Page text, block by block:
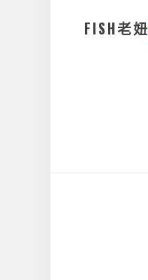
FISH老妞